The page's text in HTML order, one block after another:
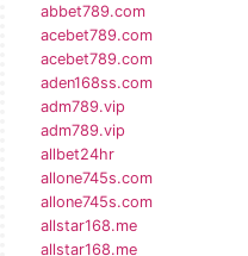
abbet789.com
acebet789.com
acebet789.com
aden168ss.com
adm789.vip
adm789.vip
allbet24hr
allone745s.com
allone745s.com
allstar168.me
allstar168.me